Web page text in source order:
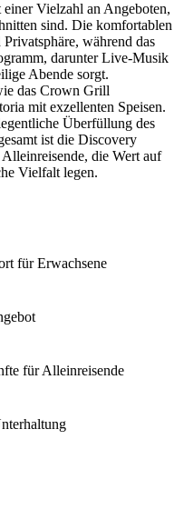
Vielzahl an Angeboten,
sind. Die komfortablen
während das
darunter Live-Musik
Abende sorgt.
das Crown Grill
mit exzellenten Speisen.
Überfüllung des
ist die Discovery
die Wert auf
Vielfalt legen.
für Erwachsene
für Alleinreisende